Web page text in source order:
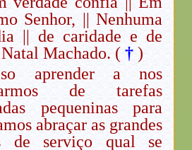
Senhor, || Nenhuma
|| de caridade e de
Machado. († )
aprender a nos
de tarefas
pequeninas para
abraçar as grandes
de serviço qual se